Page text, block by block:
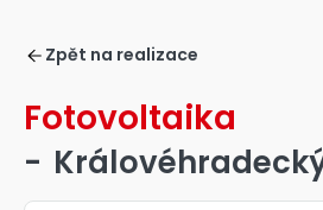
Zpět na realizace
Fotovoltaika
-